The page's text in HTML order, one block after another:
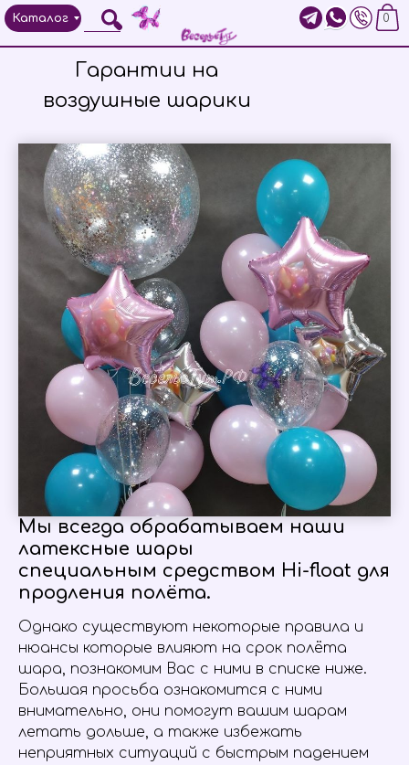
0
Каталог
Гарантии на
воздушные шарики
Мы всегда обрабатываем наши
латексные шары
специальным средством Hi-float для
продления полёта.
Однако существуют некоторые правила и
нюансы которые влияют на срок полёта
шара, познакомим Вас с ними в списке ниже.
Большая просьба ознакомится с ними
внимательно, они помогут вашим шарам
летать дольше, а также избежать
неприятных ситуаций с быстрым падением